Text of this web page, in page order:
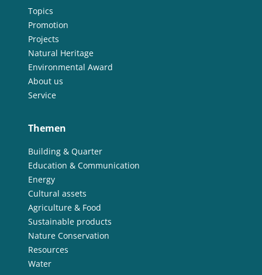
Topics
Promotion
Projects
Natural Heritage
Environmental Award
About us
Service
Themen
Building & Quarter
Education & Communication
Energy
Cultural assets
Agriculture & Food
Sustainable products
Nature Conservation
Resources
Water